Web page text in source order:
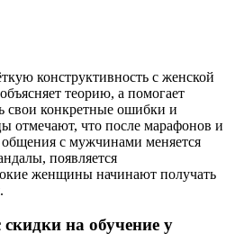
конструктивность с женской
теорию, а помогает
свои конкретные ошибки и
отмечают, что после марафонов и
общения с мужчинами меняется
появляется
женщины начинают получать
на обучение у